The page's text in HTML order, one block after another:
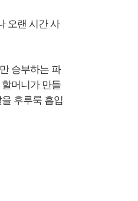
오랜 시간 사
승부하는 파
머니가 만들
후루룩 흡입